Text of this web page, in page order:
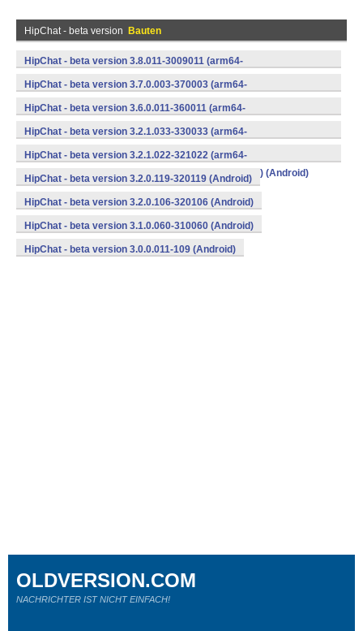
HipChat - beta version Bauten
HipChat - beta version 3.8.011-3009011 (arm64-
v8a,armeabi,armeabi-v7a,mips,mips64,x86,x86_64) (Android)
HipChat - beta version 3.7.0.003-370003 (arm64-
v8a,armeabi,armeabi-v7a,mips,mips64,x86,x86_64) (Android)
HipChat - beta version 3.6.0.011-360011 (arm64-
v8a,armeabi,armeabi-v7a,mips,mips64,x86,x86_64) (Android)
HipChat - beta version 3.2.1.033-330033 (arm64-
v8a,armeabi,armeabi-v7a,mips,mips64,x86,x86_64) (Android)
HipChat - beta version 3.2.1.022-321022 (arm64-
v8a,armeabi,armeabi-v7a,mips,mips64,x86,x86_64) (Android)
HipChat - beta version 3.2.0.119-320119 (Android)
HipChat - beta version 3.2.0.106-320106 (Android)
HipChat - beta version 3.1.0.060-310060 (Android)
HipChat - beta version 3.0.0.011-109 (Android)
OLDVERSION.COM
NACHRICHTER IST NICHT EINFACH!